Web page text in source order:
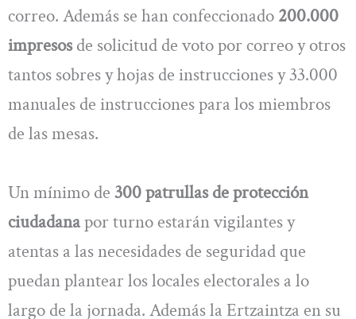
correo. Además se han confeccionado 200.000
impresosde solicitud de voto por correo y otros
tantos sobres y hojas de instrucciones y 33.000
manuales de instrucciones para los miembros
de las mesas.
Un mínimo de 300 patrullas de protección
ciudadanapor turno estarán vigilantes y
atentas a las necesidades de seguridad que
puedan plantear los locales electorales a lo
largo de la jornada. Además la Ertzaintza en su